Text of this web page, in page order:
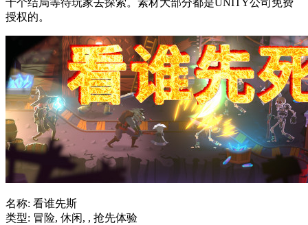
授权的。
名称: 看谁先斯
类型: 冒险, 休闲, , 抢先体验